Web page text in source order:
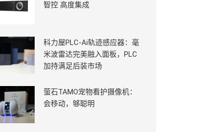
智控 高度集成
科力屋PLC-Ai轨迹感应器：毫
米波雷达完美融入面板，PLC
加持满足后装市场
萤石TAMO宠物看护摄像机：
会移动，够聪明